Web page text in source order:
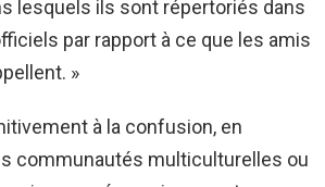
lesquels ils sont répertoriés dans
par rapport à ce que les amis
»
à la confusion, en
communautés multiculturelles ou